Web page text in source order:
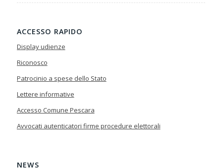
ACCESSO RAPIDO
Display udienze
Riconosco
Patrocinio a spese dello Stato
Lettere informative
Accesso Comune Pescara
Avvocati autenticatori firme procedure elettorali
NEWS